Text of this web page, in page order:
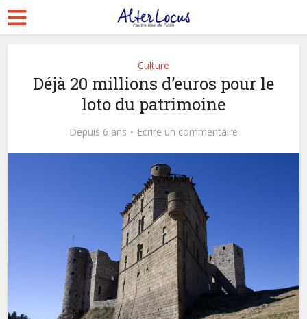
Culture
Déjà 20 millions d’euros pour le
loto du patrimoine
Depuis 6 ans Ecrire un commentaire